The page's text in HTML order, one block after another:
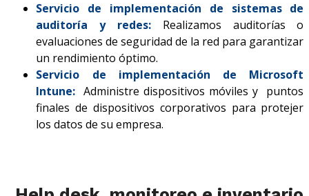
Servicio de implementación de sistemas de
auditoría y redes:
Realizamos auditorías o
evaluaciones de seguridad de la red para garantizar
un rendimiento óptimo.
Servicio de implementación de Microsoft
Intune: Administre dispositivos móviles y puntos
finales de dispositivos corporativos para protejer
los datos de su empresa.